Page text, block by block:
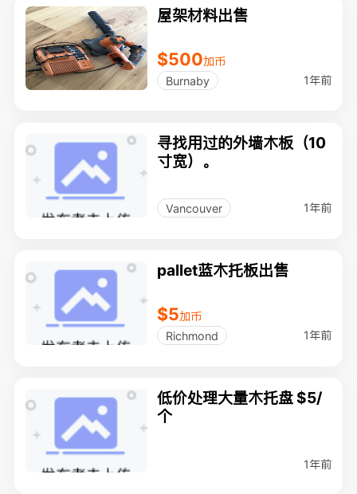
屋架材料出售
$500加币
Burnaby
1年前
寻找用过的外墙木板（10
寸宽）。
Vancouver 1年前
pallet蓝木托板出售
$5加币
Richmond
1年前
低价处理大量木托盘 $5/
个
1年前